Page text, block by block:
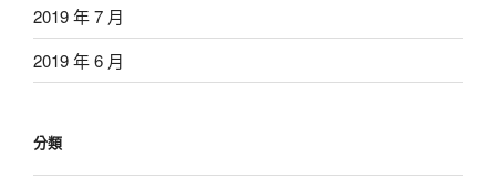
2019 年 7 月
2019 年 6 月
分類